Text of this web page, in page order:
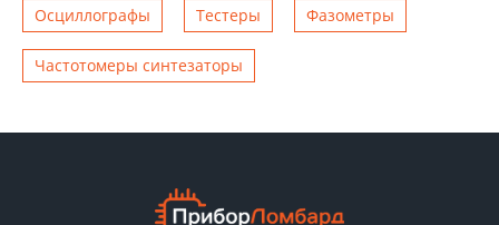
Осциллографы Тестеры Фазометры
Чаcтотомеры синтезаторы